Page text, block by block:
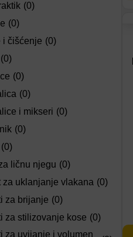
(0)
(0)
i čišćenje (0)
(0)
(0)
(0)
i mikseri (0)
(0)
(0)
ličnu njegu (0)
za uklanjanje vlakana (0)
za brijanje (0)
za stilizovanje kose (0)
za uvijanje i volumen